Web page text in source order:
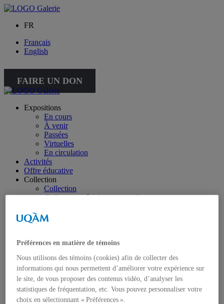
FR
Français
English
FAIRE UN DON
Expositions
En cours
À venir
Passées
Virtuelles
En circulation
Activités
Offre éducative
Collection
Collection
Collection spéciale : petite collection
À propos de la petite collection
Publications
À propos des publications
Actualités
À propos
Accessibilité
Contact
Mandat
Préférences en matière de témoins
Nous utilisons des témoins (cookies) afin de collecter des
informations qui nous permettent d’améliorer votre expérience sur
le site, de vous proposer des contenus vidéo, d’analyser les
statistiques de fréquentation, etc. Vous pouvez personnaliser votre
choix en sélectionnant « Préférences ».